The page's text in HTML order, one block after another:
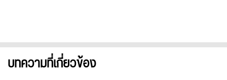
บทความที่เกี่ยวข้อง